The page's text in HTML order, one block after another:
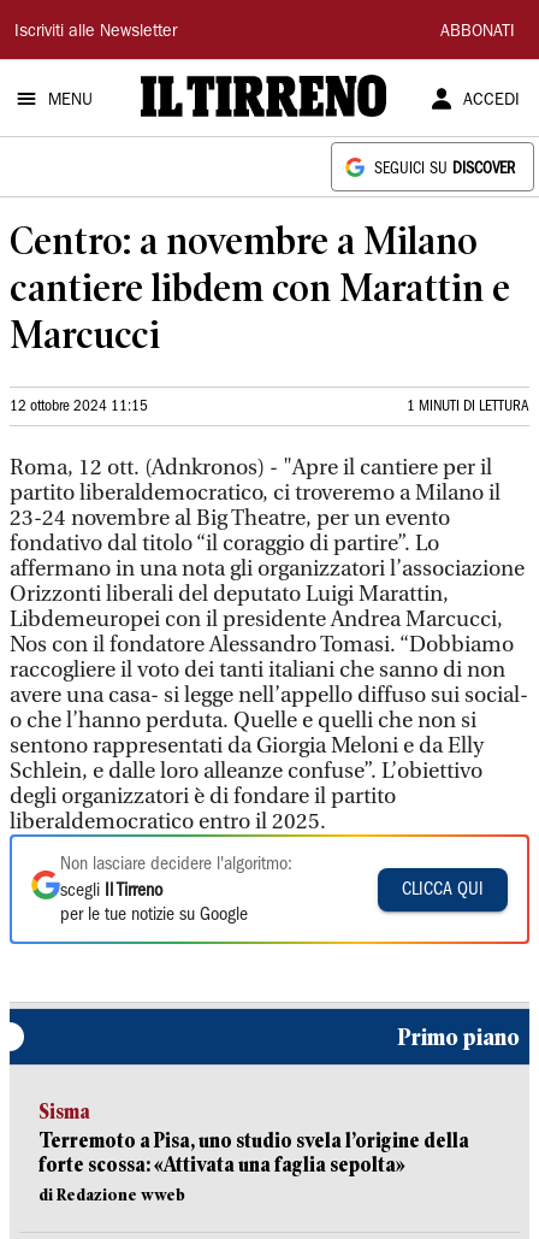
Il
Tirreno
Iscriviti alle Newsletter ABBONATI
MENU ACCEDI
SEGUICI SU DISCOVER
Centro: a novembre a Milano
cantiere libdem con Marattin e
Marcucci
12 ottobre 2024 11:15 1 MINUTI DI LETTURA
Roma, 12 ott. (Adnkronos) - "Apre il cantiere per il
partito liberaldemocratico, ci troveremo a Milano il
23-24 novembre al Big Theatre, per un evento
fondativo dal titolo “il coraggio di partire”. Lo
affermano in una nota gli organizzatori l’associazione
Orizzonti liberali del deputato Luigi Marattin,
Libdemeuropei con il presidente Andrea Marcucci,
Nos con il fondatore Alessandro Tomasi. “Dobbiamo
raccogliere il voto dei tanti italiani che sanno di non
avere una casa- si legge nell’appello diffuso sui social-
o che l’hanno perduta. Quelle e quelli che non si
sentono rappresentati da Giorgia Meloni e da Elly
Schlein, e dalle loro alleanze confuse”. L’obiettivo
degli organizzatori è di fondare il partito
liberaldemocratico entro il 2025.
Non lasciare decidere l'algoritmo:
scegli
Il Tirreno
per le tue notizie su Google
CLICCA QUI
Primo piano
Sisma
Terremoto a Pisa, uno studio svela l’origine della
forte scossa: «Attivata una faglia sepolta»
di Redazione wweb